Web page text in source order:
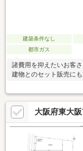
建築条件なし
都市ガス
諸費用を抑えたいお客
建物とのセット販売に
大阪府東大